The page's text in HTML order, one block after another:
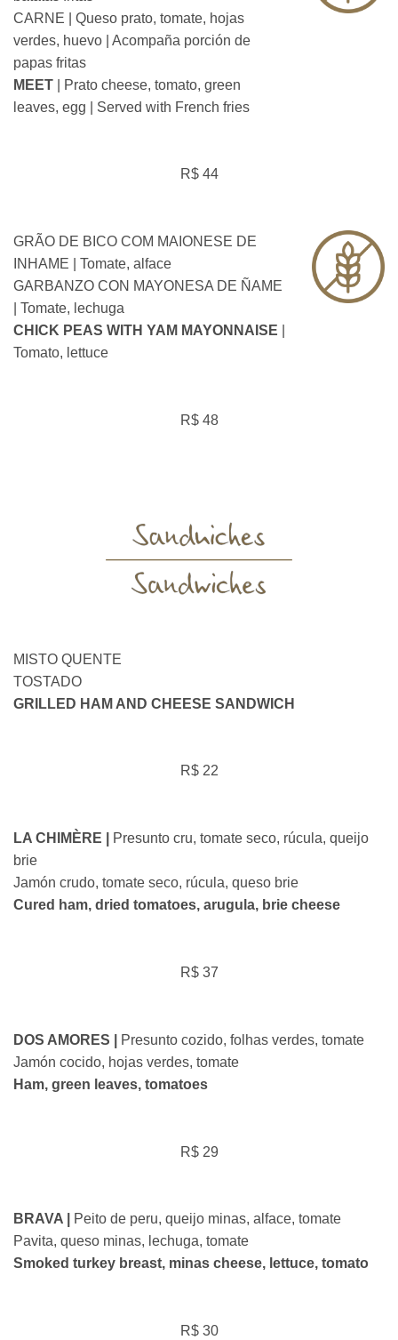
CARNE | Queso prato, tomate, hojas
verdes, huevo | Acompaña porción de
papas fritas
MEET | Prato cheese, tomato, green
leaves, egg | Served with French fries
R$ 44
GRÃO DE BICO COM MAIONESE DE
INHAME | Tomate, alface
GARBANZO CON MAYONESA DE ÑAME
| Tomate, lechuga
CHICK PEAS WITH YAM MAYONNAISE
Tomato, lettuce
R$ 48
MISTO QUENTE
TOSTADO
GRILLED HAM AND CHEESE SANDWICH
R$ 22
LA CHIMÈRE |
Presunto cru, tomate seco, rúcula, queijo
brie
Jamón crudo, tomate seco, rúcula, queso brie
Cured ham, dried tomatoes, arugula, brie cheese
R$ 37
DOS AMORES |
Presunto cozido, folhas verdes, tomate
Jamón cocido, hojas verdes, tomate
Ham, green leaves, tomatoes
R$ 29
BRAVA |
Peito de peru, queijo minas, alface, tomate
Pavita, queso minas, lechuga, tomate
Smoked turkey breast, minas cheese, lettuce, tomato
R$ 30